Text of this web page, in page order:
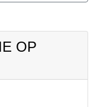
OP